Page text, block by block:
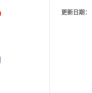
更新日期：